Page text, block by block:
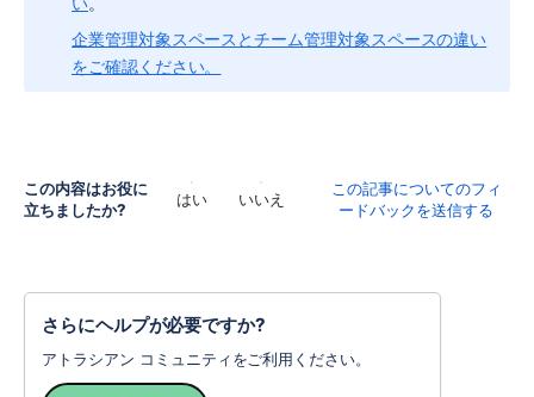
企業管理対象スペースとチーム管理対象スペースの違い
をご確認ください。
この内容はお役に
立ちましたか?
はい いいえ
この記事についてのフィ
ードバックを送信する
さらにヘルプが必要ですか?
アトラシアン コミュニティをご利用ください。